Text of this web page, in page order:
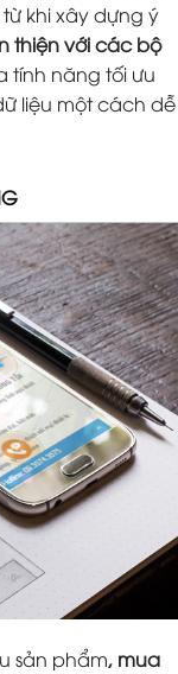
khi xây dựng ý
thiện với các bộ
tính năng tối ưu
liệu một cách dễ
sản phẩm, mua